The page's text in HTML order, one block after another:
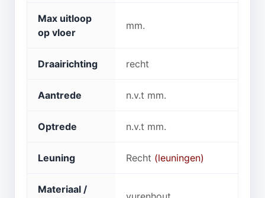
Max uitloop
op vloer
mm.
Draairichting recht
Aantrede n.v.t mm.
Optrede n.v.t mm.
Leuning Recht (leuningen)
Materiaal /